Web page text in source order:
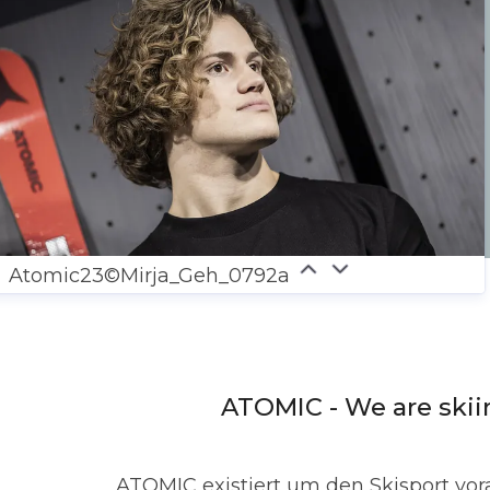
Atomic23©Mirja_Geh_0792a
ATOMIC - We are